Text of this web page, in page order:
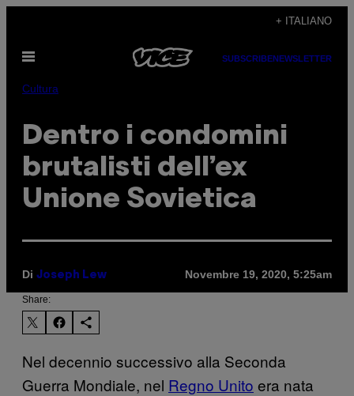
contenuto
+ ITALIANO
Apri
SUBSCRIBENEWSLETTER
Cultura
Dentro i condomini
brutalisti dell’ex
Unione Sovietica
Di Joseph Lew Novembre 19, 2020, 5:25am
Share:
Nel decennio successivo alla Seconda
Guerra Mondiale, nel Regno Unito era nata